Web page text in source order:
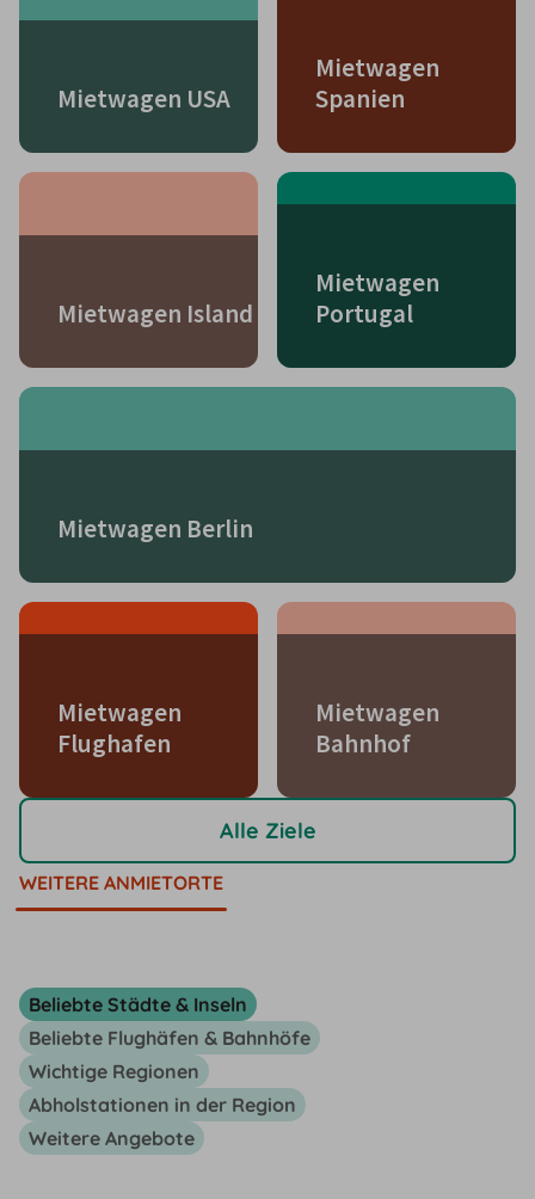
Mietwagen USA
Mietwagen
Spanien
Mietwagen Island
Mietwagen
Portugal
Mietwagen Berlin
Mietwagen
Flughafen
Mietwagen
Bahnhof
Alle Ziele
WEITERE ANMIETORTE
Beliebte Städte & Inseln
Beliebte Flughäfen & Bahnhöfe
Wichtige Regionen
Abholstationen in der Region
Weitere Angebote